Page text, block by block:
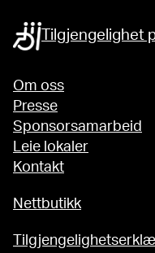
Tilgjengelighet
Om oss
Presse
Sponsorsamarbeid
Leie lokaler
Kontakt
Nettbutikk